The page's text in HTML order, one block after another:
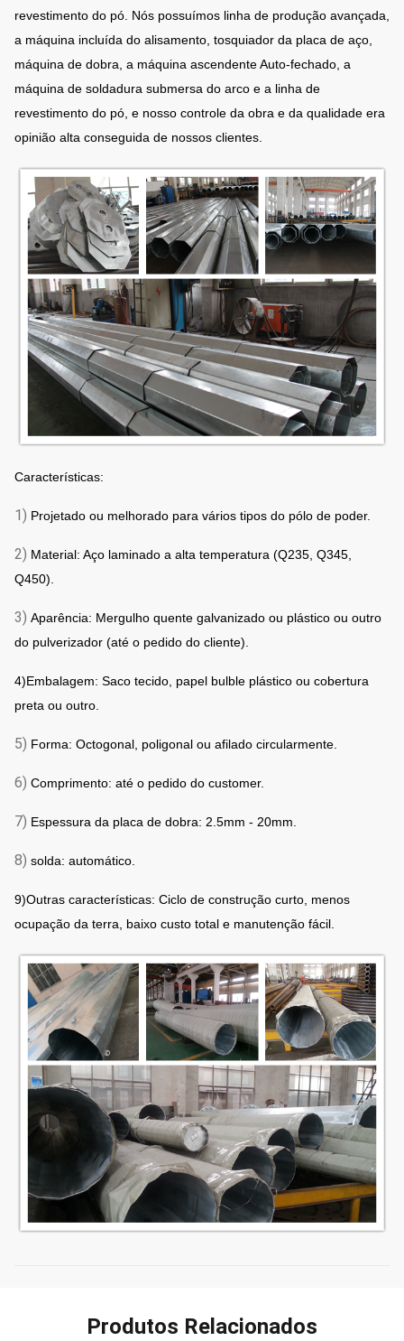
revestimento do pó. Nós possuímos linha de produção avançada,
a máquina incluída do alisamento, tosquiador da placa de aço,
máquina de dobra, a máquina ascendente Auto-fechado, a
máquina de soldadura submersa do arco e a linha de
revestimento do pó, e nosso controle da obra e da qualidade era
opinião alta conseguida de nossos clientes.
Características:
1) Projetado ou melhorado para vários tipos do pólo de poder.
2) Material: Aço laminado a alta temperatura (Q235, Q345,
Q450).
3) Aparência: Mergulho quente galvanizado ou plástico ou outro
do pulverizador (até o pedido do cliente).
4)Embalagem: Saco tecido, papel bulble plástico ou cobertura
preta ou outro.
5) Forma: Octogonal, poligonal ou afilado circularmente.
6) Comprimento: até o pedido do customer.
7) Espessura da placa de dobra: 2.5mm - 20mm.
8) solda: automático.
9)Outras características: Ciclo de construção curto, menos
ocupação da terra, baixo custo total e manutenção fácil.
Produtos Relacionados